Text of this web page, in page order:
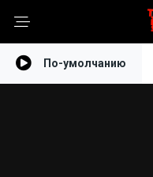
По-умолчанию